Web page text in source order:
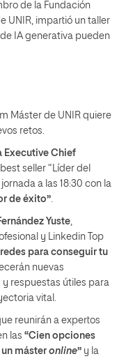
de la Fundación
UNIR, impartió un taller
IA generativa pueden
Máster de UNIR quiere
retos.
Executive Chief
seller “Líder del
a las 18:30 con la
de éxito”.
Yuste,
y Linkedin Top
para conseguir tu
nuevas
respuestas útiles para
vital.
reunirán a expertos
las “Cien opciones
un máster online” y la